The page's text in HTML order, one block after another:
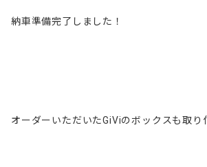
納車準備完了しました！
オーダーいただいたGiViのボックスも取り